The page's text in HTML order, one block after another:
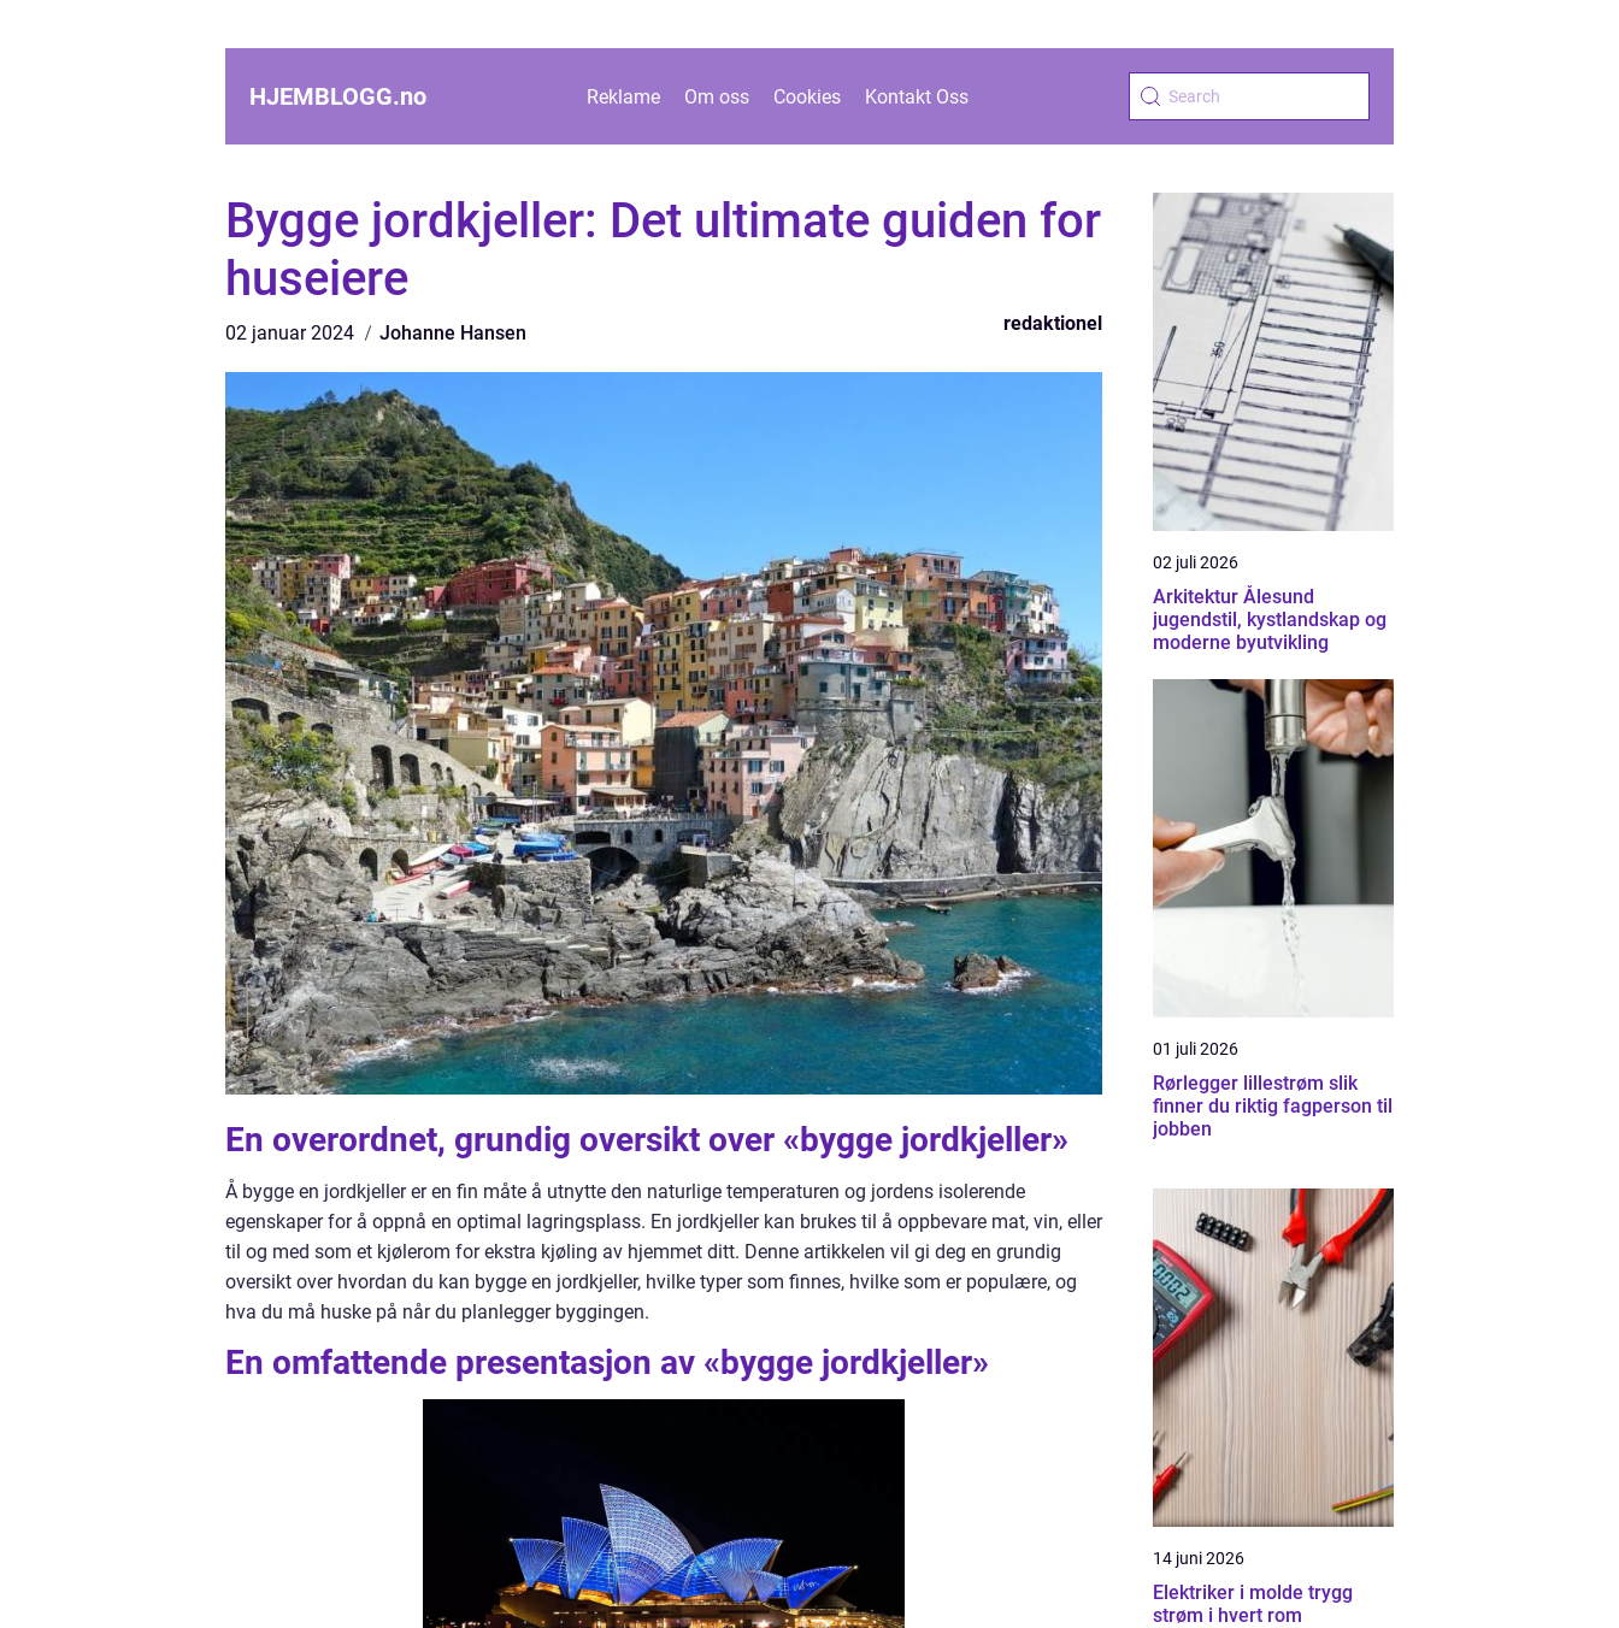
HJEMBLOGG.no Reklame Om oss Cookies Kontakt Oss
Bygge jordkjeller: Det ultimate guiden for
huseiere
02 januar 2024 Johanne Hansen redaktionel
En overordnet, grundig oversikt over «bygge jordkjeller»
Å bygge en jordkjeller er en fin måte å utnytte den naturlige temperaturen og jordens isolerende
egenskaper for å oppnå en optimal lagringsplass. En jordkjeller kan brukes til å oppbevare mat, vin, eller
til og med som et kjølerom for ekstra kjøling av hjemmet ditt. Denne artikkelen vil gi deg en grundig
oversikt over hvordan du kan bygge en jordkjeller, hvilke typer som finnes, hvilke som er populære, og
hva du må huske på når du planlegger byggingen.
En omfattende presentasjon av «bygge jordkjeller»
02 juli 2026
Arkitektur Ålesund
jugendstil, kystlandskap og
moderne byutvikling
01 juli 2026
Rørlegger lillestrøm slik
finner du riktig fagperson til
jobben
14 juni 2026
Elektriker i molde trygg
strøm i hvert rom